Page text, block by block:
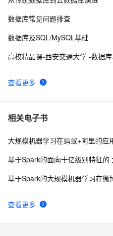
10【数据挖掘】离群点检测方法
查看更多
数据库常见问题排查
数据库及SQL/MySQL基础
高校精品课-西安交通大学 -数据
相关电子书
查看更多
大规模机器学习在蚂蚁+阿里的应
基于Spark的面向十亿级别特征的
基于Spark的大规模机器学习在微